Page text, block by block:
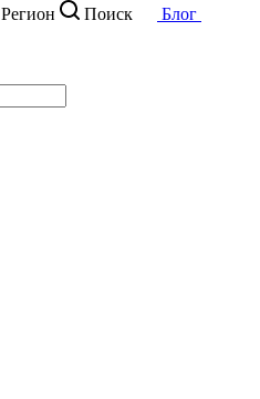
Регион Поиск
Блог